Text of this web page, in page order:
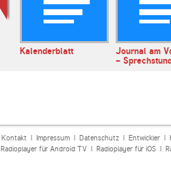
Kalenderblatt
Journal am
-
Kontakt| Impressum| Datenschutz| Entwickler|
Radioplayer für Android TV| Radioplayer für iOS|